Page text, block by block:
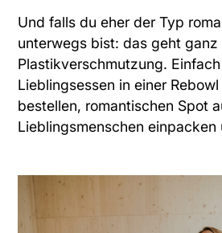
Und falls du eher der Typ
unterwegs bist: das geht ganz
Plastikverschmutzung.
Lieblingsessen in einer Rebowl
bestellen, romantischen Spot
Lieblingsmenschen einpacken